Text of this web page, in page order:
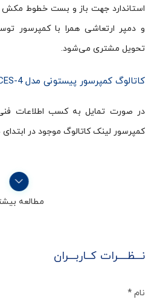
و دمپر ارتعاشی همرا با کمپرسور
تحویل مشتری می‌شود.
کاتالوگ کمپرسور پیستونی مدل 2CES-4
در صورت تمایل به کسب اطلاعات
کمپرسور لینک کاتالوگ موجود در
مطالعه
نـــظــــرات کــاربـــران
نام *